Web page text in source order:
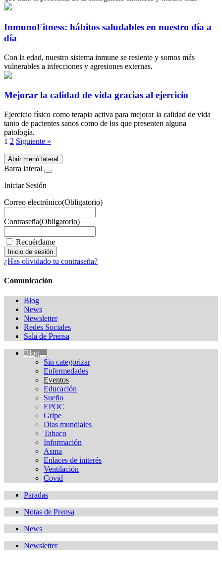
InmunoFitness: hábitos saludables en nuestro día a
día
Con la edad, nuestro sistema inmune se resiente y somos más
vulnerables a infecciones y agresiones externas.
Mejorar la calidad de vida gracias al ejercicio
Ejercicio físico como terapia activa para mejorar la calidad de vida
tanto de pacientes sanos como de los que presenten alguna
patología.
1 2 Siguiente »
Abrir menú lateral
Barra lateral
Iniciar Sesión
Correo electrónico(Obligatorio)
Contraseña(Obligatorio)
Recuérdame
¿Has olividado tu contraseña?
Comunicación
Blog
News
Newsletter
Redes Sociales
Sala de Prensa
Blog
Sin categorizar
Enfermedades
Eventos
Educación
Sueño
EPOC
Gripe
Dias mundiales
Tabaco
Información
Asma
Enlaces de initerés
Ventilación
Covid
Paradas
Notas de Prensa
News
Newsletter